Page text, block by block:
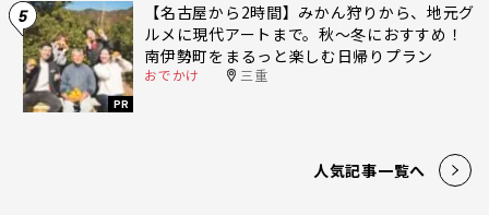
5
PR
【名古屋から2時間】みかん狩りから、地元グ
ルメに現代アートまで。秋〜冬におすすめ！
南伊勢町をまるっと楽しむ日帰りプラン
おでかけ 三重
人気記事一覧へ